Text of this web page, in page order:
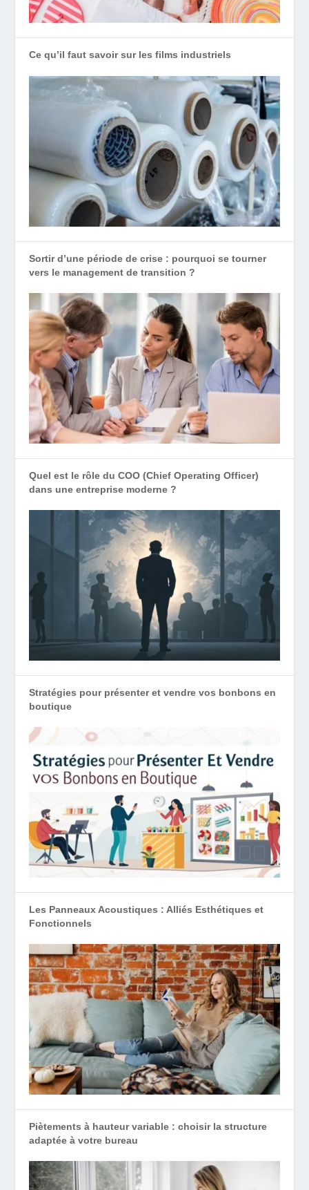
Ce qu’il faut savoir sur les films industriels
Sortir d’une période de crise : pourquoi se tourner
vers le management de transition ?
Quel est le rôle du COO (Chief Operating Officer)
dans une entreprise moderne ?
Stratégies pour présenter et vendre vos bonbons en
boutique
Les Panneaux Acoustiques : Alliés Esthétiques et
Fonctionnels
Piètements à hauteur variable : choisir la structure
adaptée à votre bureau